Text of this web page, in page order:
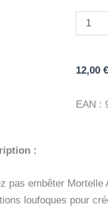
ADELE,
TOME
-
12,00 €
EAN :
:
pas embêter
loufoques pour